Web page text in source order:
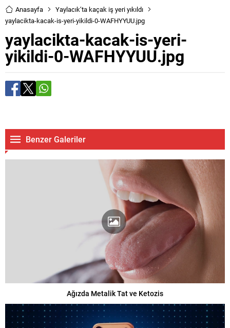
Anasayfa
Yaylacık’ta kaçak iş yeri yıkıldı
yaylacikta-kacak-is-yeri-yikildi-0-WAFHYYUU.jpg
yaylacikta-kacak-is-yeri-
yikildi-0-WAFHYYUU.jpg
Benzer Galeriler
Ağızda Metalik Tat ve Ketozis